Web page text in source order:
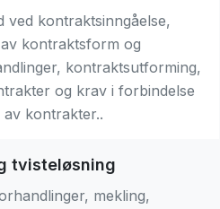
ved kontraktsinngåelse,
kontraktsform og
kontraktsutforming,
og krav i forbindelse
av kontrakter..
tvisteløsning
mekling,